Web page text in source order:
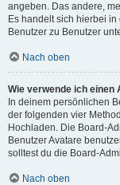
angeben. Das andere,
Es handelt sich hierbei
Benutzer zu Benutzer
Nach oben
Wie verwende ich einen
In deinem persönlichen
der folgenden vier
Hochladen. Die Board-
Benutzer Avatare
solltest du die Board-
Nach oben